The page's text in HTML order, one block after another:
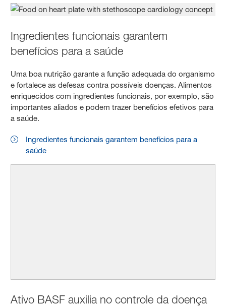
Ingredientes funcionais garantem
benefícios para a saúde
Uma boa nutrição garante a função adequada do organismo
e fortalece as defesas contra possíveis doenças. Alimentos
enriquecidos com ingredientes funcionais, por exemplo, são
importantes aliados e podem trazer benefícios efetivos para
a saúde.
Ingredientes funcionais garantem benefícios para a
saúde
Ativo BASF auxilia no controle da doença